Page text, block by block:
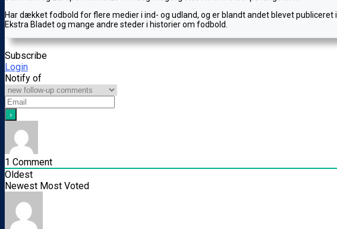
Har dækket fodbold for flere medier i ind- og udland, og er blandt andet blevet publiceret
Ekstra Bladet og mange andre steder i historier om fodbold.
Subscribe
Login
Notify of
1 Comment
Oldest
Newest Most Voted